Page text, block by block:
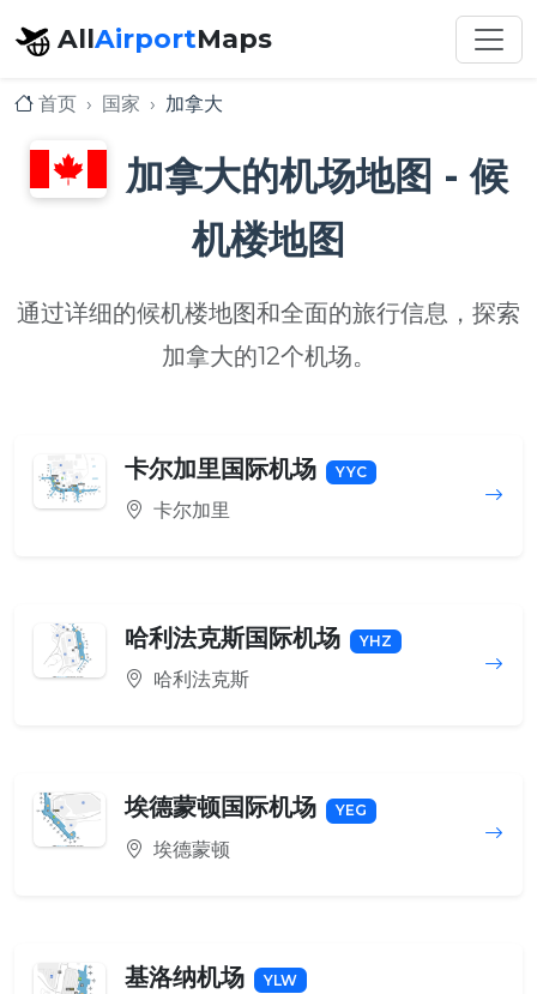
AllAirportMaps
首页 国家 加拿大
加拿大的机场地图 - 候
机楼地图
通过详细的候机楼地图和全面的旅行信息，探索
加拿大的12个机场。
卡尔加里国际机场 YYC
卡尔加里
哈利法克斯国际机场 YHZ
哈利法克斯
埃德蒙顿国际机场 YEG
埃德蒙顿
基洛纳机场 YLW